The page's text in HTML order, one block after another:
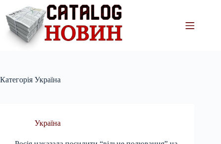
вмісту
Категорія Україна
Україна